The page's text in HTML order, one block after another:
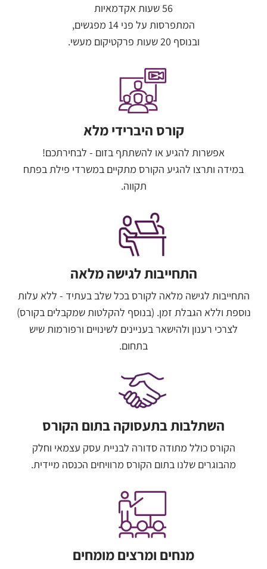
56 שעות אקדמאיות
המתפרסות על פני 14 מפגשים,
ובנוסף 20 שעות פרקטיקום מעשי.
קורס היברידי מלא
אפשרות להגיע או להשתתף בזום - לבחירתכם!
במידה ותרצו להגיע הקורס מתקיים במשרדי פילת בפתח
תקווה.
התחייבות לגישה מלאה
התחייבות לגישה מלאה לקורס בכל שלב בעתיד - ללא עלות
נוספת וללא הגבלת זמן. (בנוסף להקלטות שמקבלים בקורס)
לצרכי רענון ולהישאר בעניינים לשינויים ורפורמות שיש
בתחום.
השתלבות בתעסוקה בתום הקורס
הקורס כולל מתודה סדורה לבניית עסק עצמאי וחלק
מהבוגרים שלנו בתום הקורס מרוויחים הכנסה מיידית.
מנחים ומרצים מומחים